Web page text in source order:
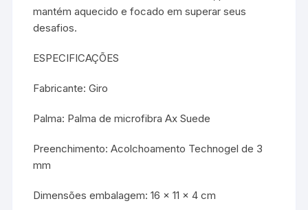
mantém aquecido e focado em superar seus
desafios.
ESPECIFICAÇÕES
Fabricante: Giro
Palma: Palma de microfibra Ax Suede
Preenchimento: Acolchoamento Technogel de 3
mm
Dimensões embalagem: 16 x 11 x 4 cm